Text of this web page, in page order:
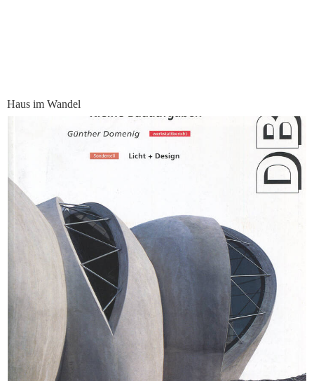
Haus im Wandel